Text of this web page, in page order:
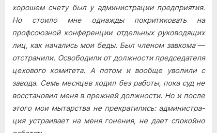
хорошем счету был у администрации предприятия.
Но стоило мне однажды покритиковать на
профсоюзной конференции отдель­ных руководящих
лиц, как начались мои беды. Был членом завко­ма —
отстранили. Освободили от должности председателя
цехово­го комитета. А потом и вообще уволили с
завода. Семь месяцев хо­дил без работы, пока суд не
восстановил меня в прежней должно­сти. Но и после
этого мои мытарства не прекратились: администра­
ция устраивает на меня гонения, не дает спокойно